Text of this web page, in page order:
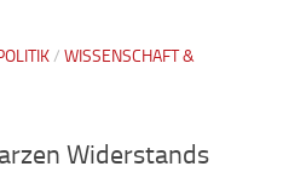
/ WISSENSCHAFT &
Widerstands